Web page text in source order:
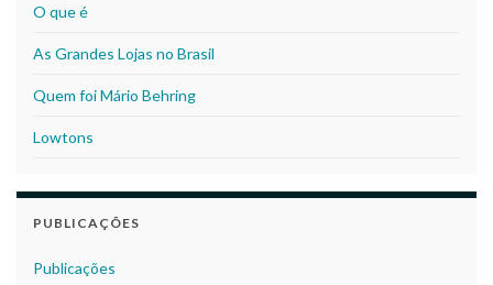
O que é
As Grandes Lojas no Brasil
Quem foi Mário Behring
Lowtons
PUBLICAÇÕES
Publicações